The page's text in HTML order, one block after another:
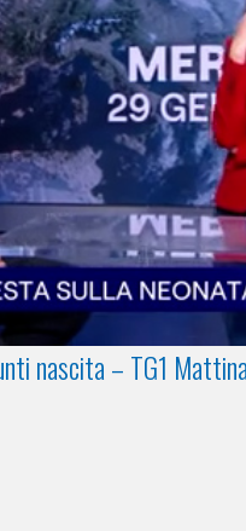
nascita – TG1 Mattina